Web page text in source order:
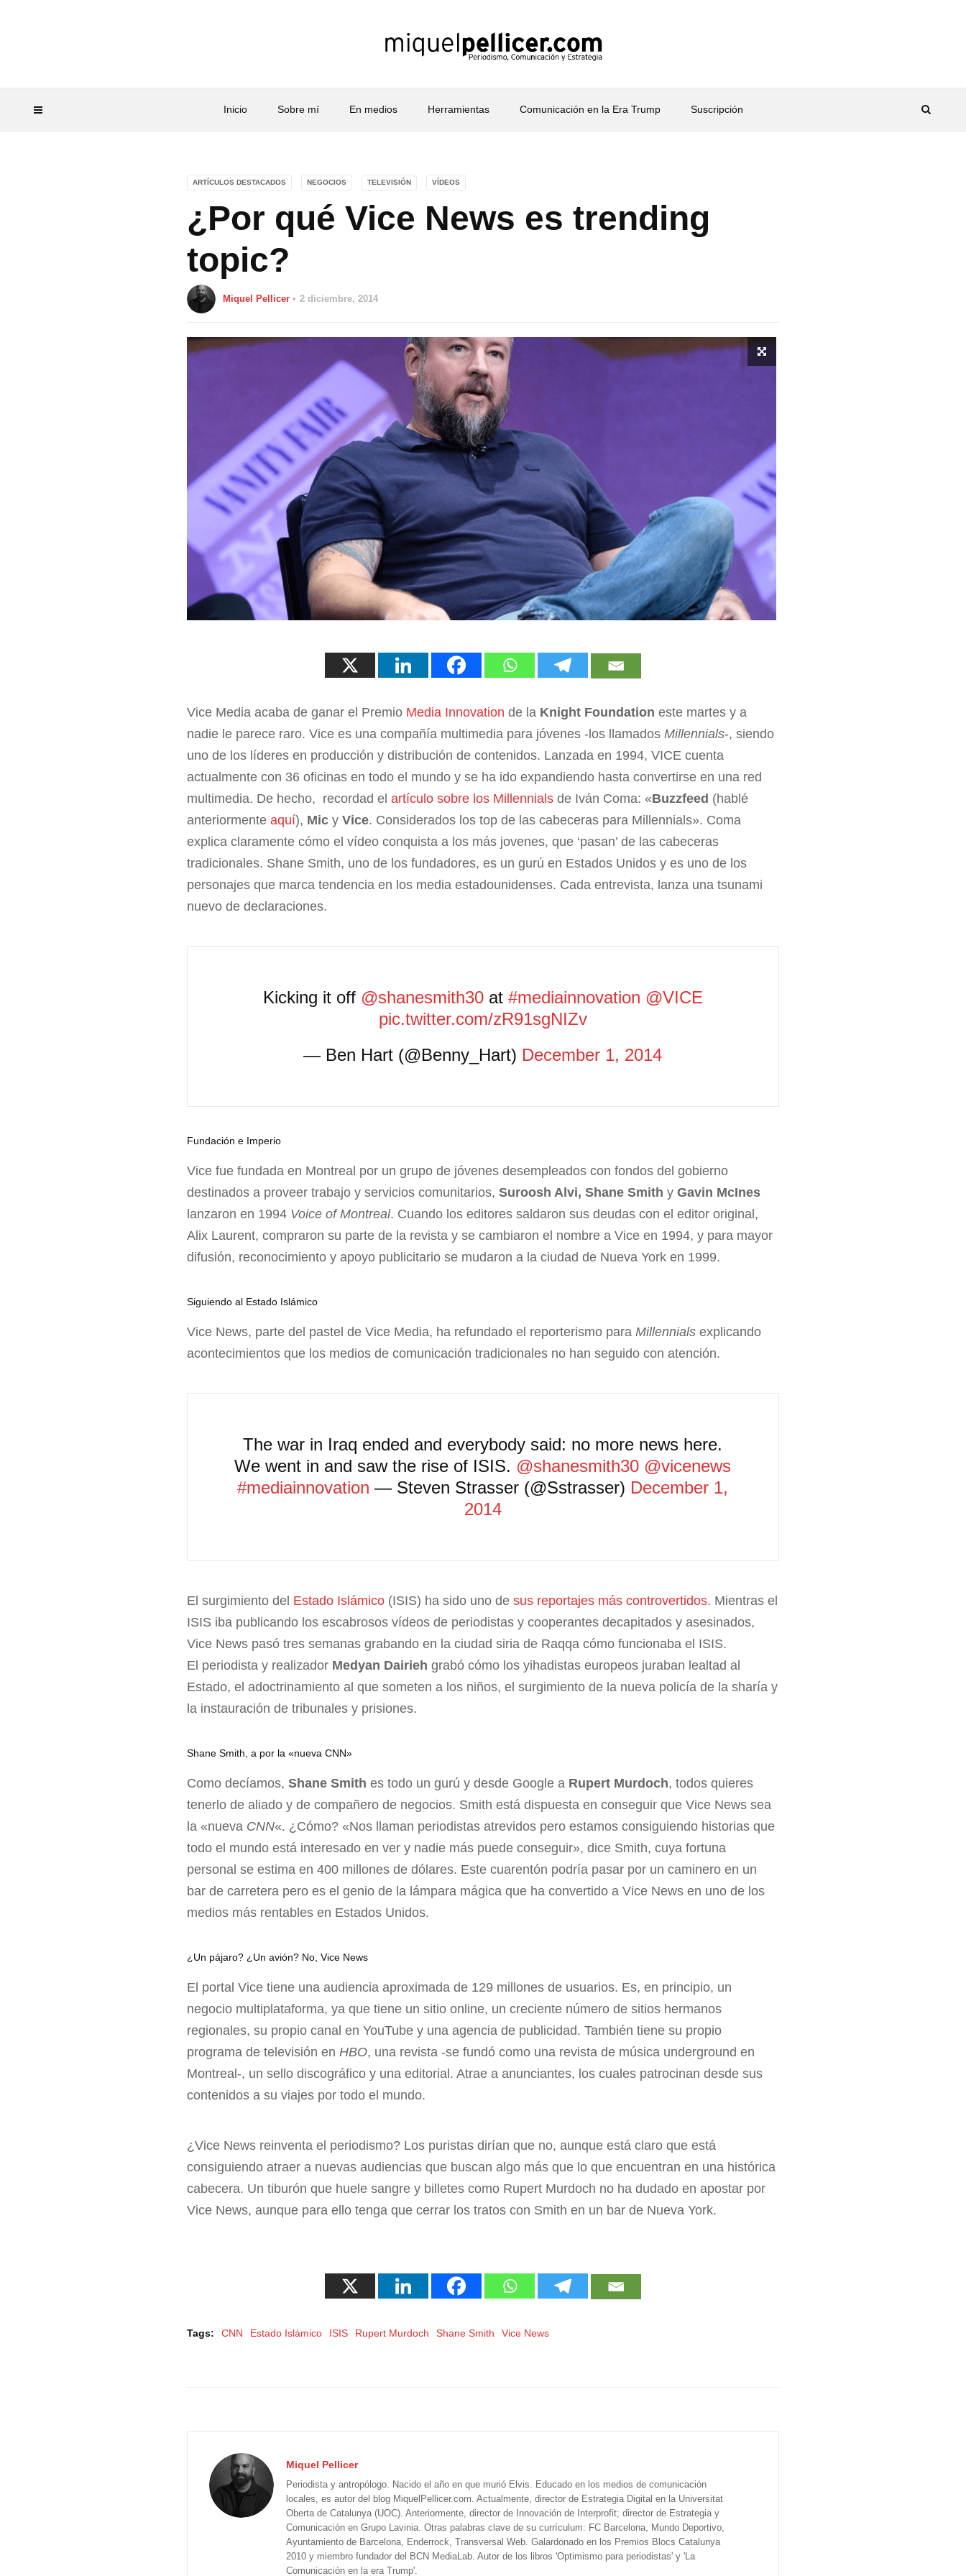
Inicio Sobre mí En medios Herramientas Comunicación en la Era Trump Suscripción
ARTÍCULOS DESTACADOS NEGOCIOS TELEVISIÓN VÍDEOS
¿Por qué Vice News es trending
topic?
Miquel Pellicer 2 diciembre, 2014
Vice Media acaba de ganar el Premio Media Innovation de la Knight Foundation este martes y a
nadie le parece raro. Vice es una compañía multimedia para jóvenes -los llamadosMillennials-, siendo
uno de los líderes en producción y distribución de contenidos. Lanzada en 1994, VICE cuenta
actualmente con 36 oficinas en todo el mundo y se ha ido expandiendo hasta convertirse en una red
multimedia. De hecho, recordad elartículo sobre los Millennials de Iván Coma: «Buzzfeed (hablé
anteriormenteaquí), Mic yVice. Considerados los top de las cabeceras para Millennials». Coma
explica claramente cómo el vídeo conquista a los más jovenes, que ‘pasan’ de las cabeceras
tradicionales. Shane Smith, uno de los fundadores, es un gurú en Estados Unidos y es uno de los
personajes que marca tendencia en los media estadounidenses. Cada entrevista, lanza una tsunami
nuevo de declaraciones.
Kicking it off @shanesmith30at #mediainnovation @VICE
pic.twitter.com/zR91sgNIZv
— Ben Hart (@Benny_Hart) December 1, 2014
Fundación e Imperio
Vice fue fundada en Montreal por un grupo de jóvenes desempleados con fondos del gobierno
destinados a proveer trabajo y servicios comunitarios,Suroosh Alvi, Shane Smith yGavin McInes
lanzaron en 1994 Voice of Montreal. Cuando los editores saldaron sus deudas con el editor original,
Alix Laurent, compraron su parte de la revista y se cambiaron el nombre a Vice en 1994, y para mayor
difusión, reconocimiento y apoyo publicitario se mudaron a la ciudad de Nueva York en 1999.
Siguiendo al Estado Islámico
Vice News, parte del pastel de Vice Media, ha refundado el reporterismo paraMillennials explicando
acontecimientos que los medios de comunicación tradicionales no han seguido con atención.
The war in Iraq ended and everybody said: no more news here.
We went in and saw the rise of ISIS. @shanesmith30 @vicenews
#mediainnovation — Steven Strasser (@Sstrasser) December 1,
2014
El surgimiento del Estado Islámico (ISIS) ha sido uno desus reportajes más controvertidos. Mientras el
ISIS iba publicando los escabrosos vídeos de periodistas y cooperantes decapitados y asesinados,
Vice News pasó tres semanas grabando en la ciudad siria de Raqqa cómo funcionaba el ISIS.
El periodista y realizador Medyan Dairieh grabó cómo los yihadistas europeos juraban lealtad al
Estado, el adoctrinamiento al que someten a los niños, el surgimiento de la nueva policía de la sharía y
la instauración de tribunales y prisiones.
Shane Smith, a por la «nueva CNN»
Como decíamos,Shane Smith es todo un gurú y desde Google a Rupert Murdoch, todos quieres
tenerlo de aliado y de compañero de negocios. Smith está dispuesta en conseguir que Vice News sea
la «nueva CNN«. ¿Cómo? «Nos llaman periodistas atrevidos pero estamos consiguiendo historias que
todo el mundo está interesado en ver y nadie más puede conseguir», dice Smith, cuya fortuna
personal se estima en 400 millones de dólares. Este cuarentón podría pasar por un caminero en un
bar de carretera pero es el genio de la lámpara mágica que ha convertido a Vice News en uno de los
medios más rentables en Estados Unidos.
¿Un pájaro? ¿Un avión? No, Vice News
El portal Vice tiene una audiencia aproximada de 129 millones de usuarios. Es, en principio, un
negocio multiplataforma, ya que tiene un sitio online, un creciente número de sitios hermanos
regionales, su propio canal en YouTube y una agencia de publicidad. También tiene su propio
programa de televisión enHBO, una revista -se fundó como una revista de música underground en
Montreal-, un sello discográfico y una editorial. Atrae a anunciantes, los cuales patrocinan desde sus
contenidos a su viajes por todo el mundo.
¿Vice News reinventa el periodismo? Los puristas dirían que no, aunque está claro que está
consiguiendo atraer a nuevas audiencias que buscan algo más que lo que encuentran en una histórica
cabecera. Un tiburón que huele sangre y billetes como Rupert Murdoch no ha dudado en apostar por
Vice News, aunque para ello tenga que cerrar los tratos con Smith en un bar de Nueva York.
Tags: CNN Estado Islámico ISIS Rupert Murdoch Shane Smith Vice News
Miquel Pellicer
Periodista y antropólogo. Nacido el año en que murió Elvis. Educado en los medios de comunicación
locales, es autor del blog MiquelPellicer.com. Actualmente, director de Estrategia Digital en la Universitat
Oberta de Catalunya (UOC). Anteriormente, director de Innovación de Interprofit; director de Estrategia y
Comunicación en Grupo Lavinia. Otras palabras clave de su currículum: FC Barcelona, Mundo Deportivo,
Ayuntamiento de Barcelona, Enderrock, Transversal Web. Galardonado en los Premios Blocs Catalunya
2010 y miembro fundador del BCN MediaLab. Autor de los libros 'Optimismo para periodistas' y 'La
Comunicación en la era Trump'.